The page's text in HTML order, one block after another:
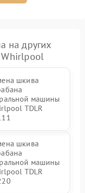
на других
Whirlpool
шкива
машины
TDLR
шкива
машины
TDLR